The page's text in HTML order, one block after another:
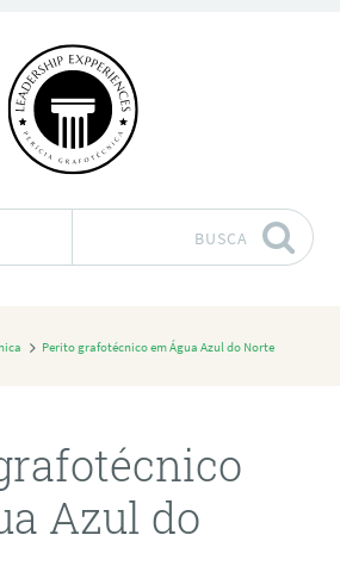
BUSCA
Perito grafotécnico em Água Azul do Norte
Azul do